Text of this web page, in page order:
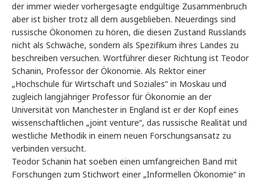
der immer wieder vorhergesagte endgültige Zusammenbruch
aber ist bisher trotz all dem ausgeblieben. Neuerdings sind
russische Ökonomen zu hören, die diesen Zustand Russlands
nicht als Schwäche, sondern als Spezifikum ihres Landes zu
beschreiben versuchen. Wortführer dieser Richtung ist Teodor
Schanin, Professor der Ökonomie. Als Rektor einer
„Hochschule für Wirtschaft und Soziales“ in Moskau und
zugleich langjähriger Professor für Ökonomie an der
Universität von Manchester in England ist er der Kopf eines
wissenschaftlichen „joint venture“, das russische Realität und
westliche Methodik in einem neuen Forschungsansatz zu
verbinden versucht.
Teodor Schanin hat soeben einen umfangreichen Band mit
Forschungen zum Stichwort einer „Informellen Ökonomie“ in